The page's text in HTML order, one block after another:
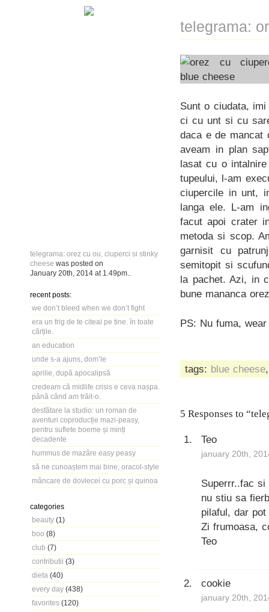
telegrama: orez cu ou, ciuperci si stinky
cheese was posted on
January 20th, 2014 at 1.49pm
recent posts:
we don’t bleed when we don’t fight
era un frig de te citeai pe tine. în toate
cărțile.
an education
unde s-a ajuns, dom’le
aprilie, după apocalipsă
credeam că midlife crisis e ceva nașpa.
până când am trăit-o.
desfătare la studio: un roman de
aventuri coproducție mazi-peasy,
pentru suflete boeme și minți
decadente
hummus de mazăre easy peasy
să ne cunoaștem mai bine, oracol-style
mâncare de dovlecei cu porc și quinoa
categories
beauty (1)
boo (8)
club (7)
contributii (3)
dieta (40)
every day (438)
favorites (120)
telegrama:
Sunt o ciudata,
ci cu unt si cu
daca e de mancat
aveam in plan
lasat cu o
tupeului, l-am
ciupercile in unt,
langa ele. L-am
facut apoi crater
metoda si scop.
garnisit cu
semitopit si
la pachet. Azi, in
bune mananca
PS: Nu fuma,
tags: blue cheese
5 Responses to
Teo
january 20th,
Superrr..fac
nu stiu sa
pilaful, dar
Zi frumoasa,
Teo
cookie
january 20th,